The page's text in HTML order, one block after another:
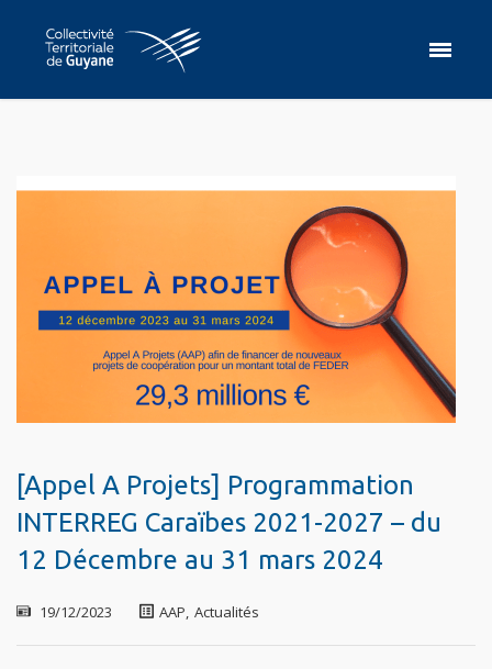
[Appel A Projets] Programmation
INTERREG Caraïbes 2021-2027 – du
12 Décembre au 31 mars 2024
19/12/2023 AAP, Actualités